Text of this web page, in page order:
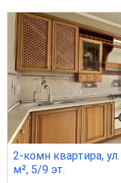
2-комн квартира,
м², 5/9 эт.